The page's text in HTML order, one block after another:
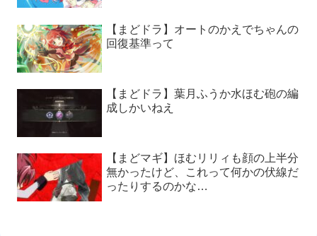
【まどドラ】オートのかえでちゃんの
回復基準って
【まどドラ】葉月ふうか水ほむ砲の編
成しかいねえ
【まどマギ】ほむリリィも顔の上半分
無かったけど、これって何かの伏線だ
ったりするのかな…